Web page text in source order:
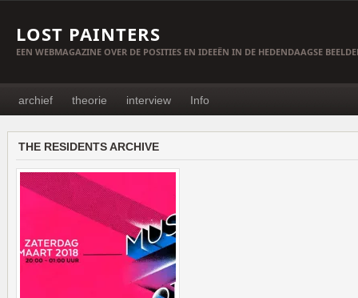
LOST PAINTERS
EEN WEBMAGAZINE OVER DE POSITIES EN IDEEËN IN DE HEDENDAAGSE
archief theorie interview Info
THE RESIDENTS ARCHIVE